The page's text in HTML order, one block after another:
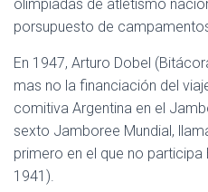
olimpiadas de atletismo
porsupuesto de
En 1947, Arturo Dobel
mas no la financiación del
comitiva Argentina en el
sexto Jamboree Mundial,
primero en el que no
1941).